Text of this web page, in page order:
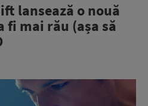
lansează o nouă
fi mai rău (așa să